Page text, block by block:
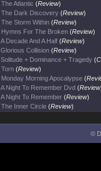
The Atlantic (Review)
The Dark Discovery (Review)
The Storm Within (Review)
Hymns For The Broken (Review)
A Decade And A Half (Review)
Glorious Collision (Review)
Solitude + Dominance + Tragedy (
Torn (Review)
Monday Morning Apocalypse (
A Night To Remember Dvd (Review
A Night To Remember (Review)
The Inner Circle (Review)
©